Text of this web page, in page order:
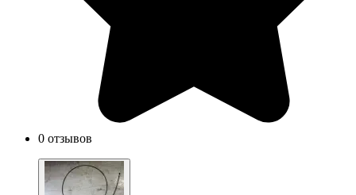
0 отзывов